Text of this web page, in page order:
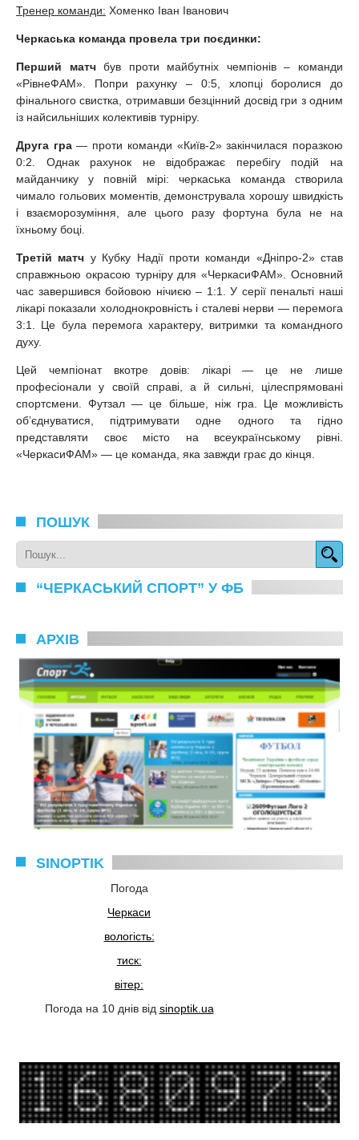
Тренер команди: Хоменко Іван Іванович
Черкаська команда провела три поєдинки:
Перший матчбув проти майбутніх чемпіонів – команди
«РівнеФАМ». Попри рахунку – 0:5, хлопці боролися до
фінального свистка, отримавши безцінний досвід гри з одним
із найсильніших колективів турніру.
Друга гра— проти команди «Київ-2» закінчилася поразкою
0:2. Однак рахунок не відображає перебігу подій на
майданчику у повній мірі: черкаська команда створила
чимало гольових моментів, демонструвала хорошу швидкість
і взаєморозуміння, але цього разу фортуна була не на
їхньому боці.
Третій матч у Кубку Надії проти команди «Дніпро-2» став
справжньою окрасою турніру для «ЧеркасиФАМ». Основний
час завершився бойовою нічиєю – 1:1. У серії пенальті наші
лікарі показали холоднокровність і сталеві нерви — перемога
3:1. Це була перемога характеру, витримки та командного
духу.
Цей чемпіонат вкотре довів: лікарі — це не лише
професіонали у своїй справі, а й сильні, цілеспрямовані
спортсмени. Футзал — це більше, ніж гра. Це можливість
об’єднуватися, підтримувати одне одного та гідно
представляти своє місто на всеукраїнському рівні.
«ЧеркасиФАМ» — це команда, яка завжди грає до кінця.
ПОШУК
“ЧЕРКАСЬКИЙ СПОРТ” У ФБ
АРХІВ
SINOPTIK
Погода
Черкаси
вологість:
тиск:
вітер:
Погода на 10 днів від sinoptik.ua